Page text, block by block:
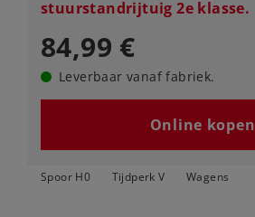
stuurstandrijtuig 2e klasse.
84,99 €
Leverbaar vanaf fabriek.
Online kopen
Spoor H0 Tijdperk V Wagens